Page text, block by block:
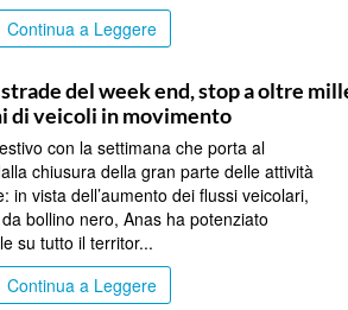
Continua a Leggere
del week end, stop a oltre
di veicoli in movimento
con la settimana che porta al
chiusura della gran parte delle attività
in vista dell’aumento dei flussi veicolari,
bollino nero, Anas ha potenziato
su tutto il territor...
Continua a Leggere